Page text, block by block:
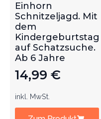
Einhorn
Schnitzeljagd. Mit
dem
Kindergeburtstag
auf Schatzsuche.
Ab 6 Jahre
14,99 €
inkl. MwSt.